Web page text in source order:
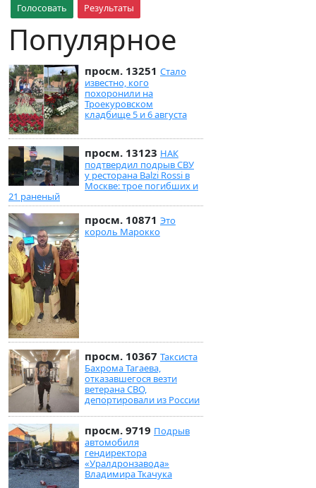
Голосовать Результаты
Популярное
просм. 13251 Стало
известно, кого
похоронили на
Троекуровском
кладбище 5 и 6 августа
просм. 13123 НАК
подтвердил подрыв СВУ
у ресторана Balzi Rossi в
Москве: трое погибших и
21 раненый
просм. 10871 Это
король Марокко
просм. 10367 Таксиста
Бахрома Тагаева,
отказавшегося везти
ветерана СВО,
депортировали из России
просм. 9719 Подрыв
автомобиля
гендиректора
«Уралдронзавода»
Владимира Ткачука